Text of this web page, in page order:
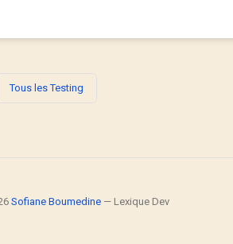
Tous les Testing
Sofiane Boumedine — Lexique Dev